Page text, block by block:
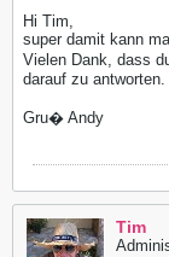
Hi Tim,
super damit kann
Vielen Dank, dass
darauf zu antworten.
Gru� Andy
Tim